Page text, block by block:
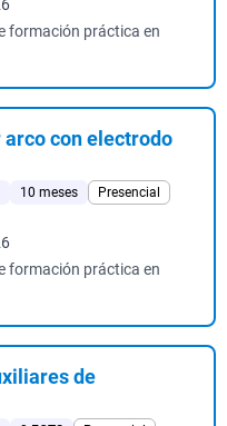
formación práctica en
arco con electrodo
10 meses
Presencial
formación práctica en
de